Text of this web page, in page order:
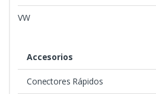
VW
Accesorios
Conectores Rápidos